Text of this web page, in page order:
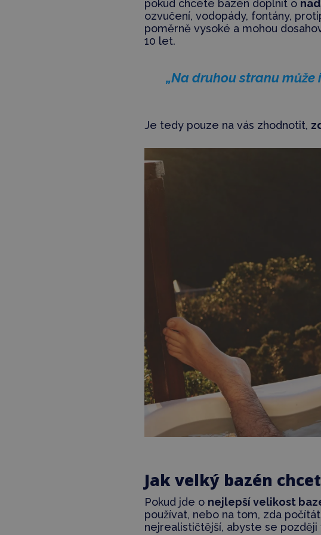
pokud chcete bazén doplnit o
ozvučení, vodopády, fontány,
poměrně vysoké a mohou
10 let.
„Na druhou stranu
Je tedy pouze na vás zhodnotit,
Jak velký bazén
Pokud jde o nejlepší velikost
používat, nebo na tom, zda
nejrealističtější, abyste se později